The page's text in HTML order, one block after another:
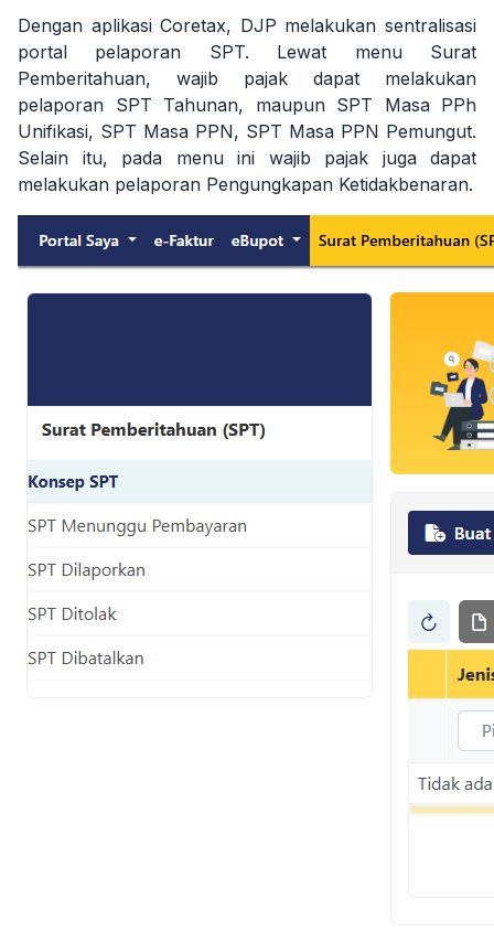
Dengan aplikasi Coretax, DJP melakukan sentralisasi
portal pelaporan SPT. Lewat menu Surat
Pemberitahuan, wajib pajak dapat melakukan
pelaporan SPT Tahunan, maupun SPT Masa PPh
Unifikasi, SPT Masa PPN, SPT Masa PPN Pemungut.
Selain itu, pada menu ini wajib pajak juga dapat
melakukan pelaporan Pengungkapan Ketidakbenaran.